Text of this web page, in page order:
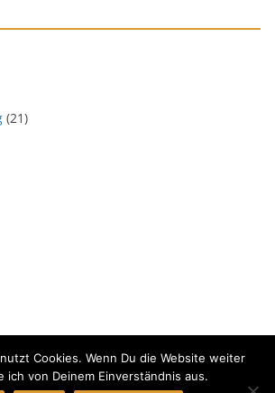
(21)
SVEN HOFFMANN MEDIENGESTALTER
Cookies. Wenn Du die Website weiter
ich von Deinem Einverständnis aus.